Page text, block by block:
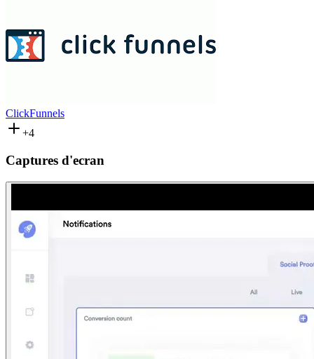
ClickFunnels
+4
Captures d'ecran